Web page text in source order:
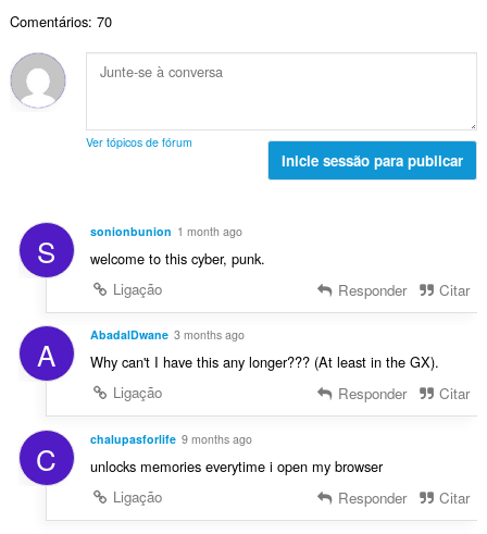
Comentários: 70
Ver tópicos de fórum
Inicie sessão para publicar
S sonionbunion 1 month ago
welcome to this cyber, punk.
Ligação
Responder Citar
A AbadalDwane 3 months ago
Why can't I have this any longer??? (At least in the GX).
Ligação
Responder Citar
C chalupasforlife 9 months ago
unlocks memories everytime i open my browser
Ligação
Responder Citar